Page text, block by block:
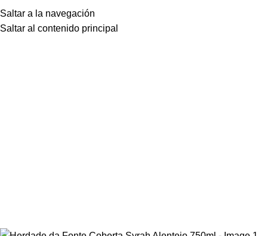
Saltar a la navegación
Saltar al contenido principal